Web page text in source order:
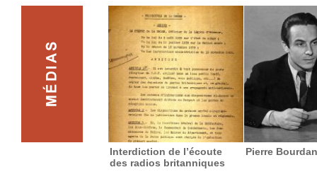
Interdiction de l’écoute
des radios britanniques
Pierre Bourdan